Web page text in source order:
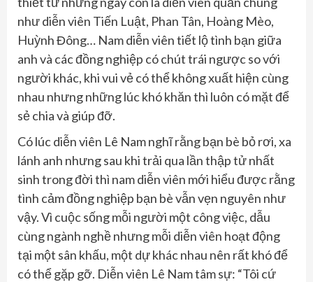
như diễn viên Tiến Luật, Phan Tân, Hoàng Mèo,
Huỳnh Đông… Nam diễn viên tiết lộ tình bạn giữa
anh và các đồng nghiệp có chút trái ngược so với
người khác, khi vui vẻ có thể không xuất hiện cùng
nhau nhưng những lúc khó khăn thì luôn có mặt để
sẻ chia và giúp đỡ.
Có lúc diễn viên Lê Nam nghĩ rằng bạn bè bỏ rơi, xa
lánh anh nhưng sau khi trải qua lần thập tử nhất
sinh trong đời thì nam diễn viên mới hiểu được rằng
tình cảm đồng nghiệp bạn bè vẫn vẹn nguyên như
vậy. Vì cuộc sống mỗi người một công việc, dẫu
cùng ngành nghề nhưng mỗi diễn viên hoạt động
tại một sân khấu, một dự khác nhau nên rất khó để
có thể gặp gỡ. Diễn viên Lê Nam tâm sự: “Tôi cứ